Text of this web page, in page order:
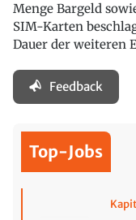
Menge Bargeld
SIM-Karten
Dauer der weiteren
Feedback
Top-Jobs